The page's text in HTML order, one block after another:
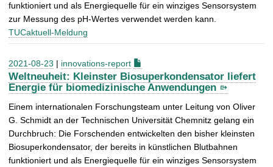
funktioniert und als Energiequelle für ein winziges Sensor­system
zur Messung des pH-Wertes verwendet werden kann.
TUCaktuell-Meldung
2021-08-23 | innovations-report
Weltneuheit: Kleinster Biosuperkondensator liefert
Energie für biomedizinische Anwendungen
Einem inter­nationalen Forschungsteam unter Leitung von Oliver
G. Schmidt an der Technischen Universität Chemnitz gelang ein
Durchbruch: Die Forschenden entwickelten den bisher kleinsten
Biosuper­kondensator, der bereits in künst­lichen Blutbahnen
funktioniert und als Energiequelle für ein winziges Sensor­system